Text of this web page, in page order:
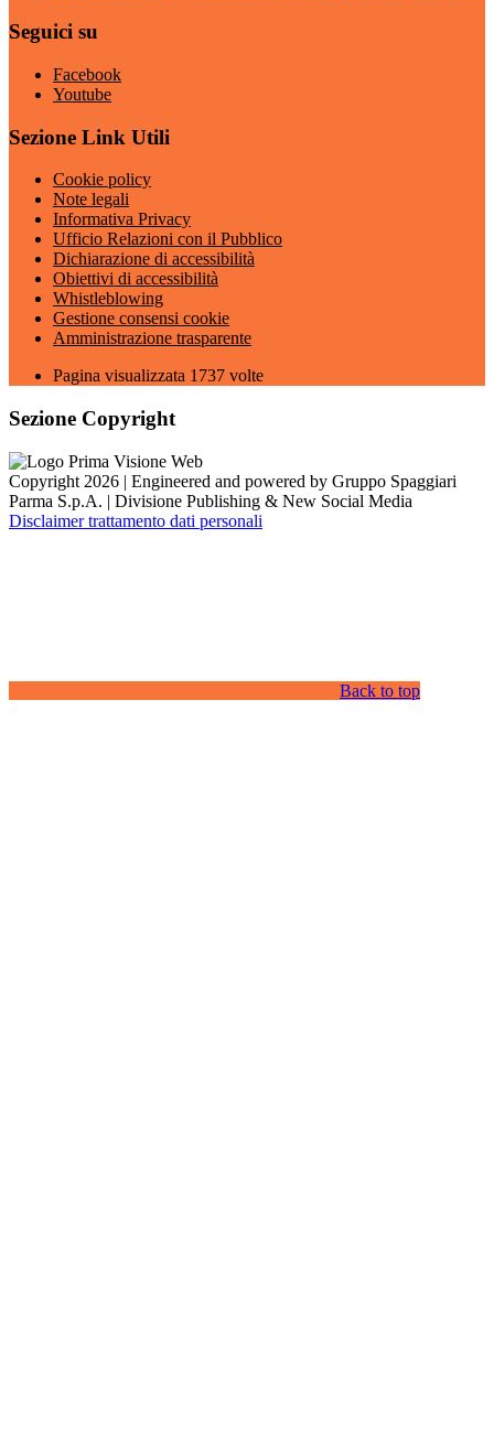
Seguici su
Facebook
Youtube
Sezione Link Utili
Cookie policy
Note legali
Informativa Privacy
Ufficio Relazioni con il Pubblico
Dichiarazione di accessibilità
Obiettivi di accessibilità
Whistleblowing
Gestione consensi cookie
Amministrazione trasparente
Pagina visualizzata 1737 volte
Sezione Copyright
Copyright 2026 | Engineered and powered by Gruppo Spaggiari
Parma S.p.A. | Divisione Publishing & New Social Media
Disclaimer trattamento dati personali
Back to top